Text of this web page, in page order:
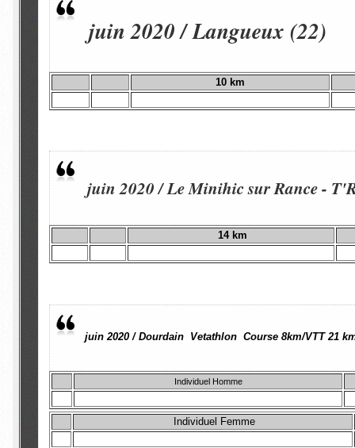
juin 2020 / Langueux (22)
10 km
juin 2020 / Le Minihic sur Rance -
14 km
juin 2020 / Dourdain Vetathlon Course 8km/VTT 21
Individuel Homme
Individuel Femme